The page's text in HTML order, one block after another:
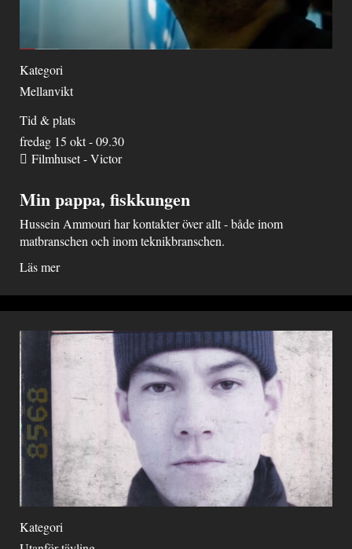
Kategori
Mellanvikt
Tid & plats
fredag 15 okt - 09.30
Filmhuset - Victor
Min pappa, fiskkungen
Hussein Ammouri har kontakter över allt - både inom
matbranschen och inom teknikbranschen.
Läs mer
Kategori